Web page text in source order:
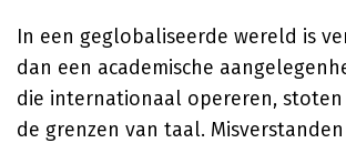
In een geglobaliseerde wereld is
dan een academische
die internationaal opereren, stoten
de grenzen van taal.